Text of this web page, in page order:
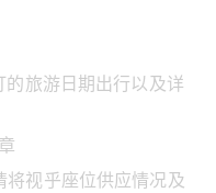
旅游日期出行以及详
将视乎座位供应情况及